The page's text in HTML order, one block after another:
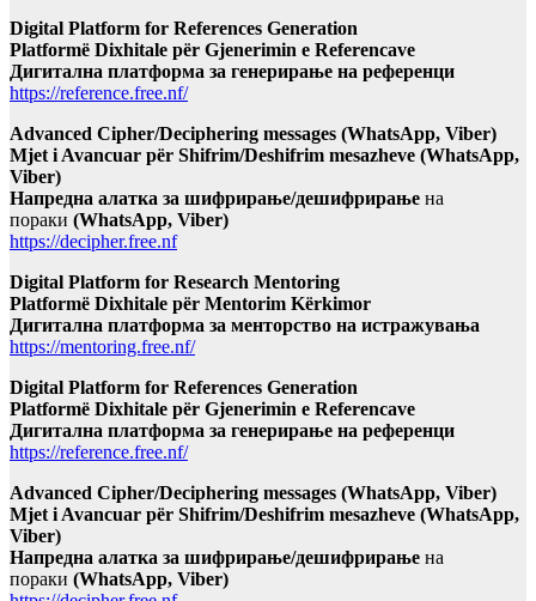
Digital Platform for References Generation
Platformë Dixhitale për Gjenerimin e Referencave
Дигитална платформа за генерирање на референци
https://reference.free.nf/
Advanced Cipher/Deciphering messages (WhatsApp, Viber)
Mjet i Avancuar për Shifrim/Deshifrim mesazheve (WhatsApp,
Viber)
Напредна алатка за шифрирање/дешифрирање на
пораки (WhatsApp, Viber)
https://decipher.free.nf
Digital Platform for Research Mentoring
Platformë Dixhitale për Mentorim Kërkimor
Дигитална платформа за менторство на истражувања
https://mentoring.free.nf/
Digital Platform for References Generation
Platformë Dixhitale për Gjenerimin e Referencave
Дигитална платформа за генерирање на референци
https://reference.free.nf/
Advanced Cipher/Deciphering messages (WhatsApp, Viber)
Mjet i Avancuar për Shifrim/Deshifrim mesazheve (WhatsApp,
Viber)
Напредна алатка за шифрирање/дешифрирање на
пораки (WhatsApp, Viber)